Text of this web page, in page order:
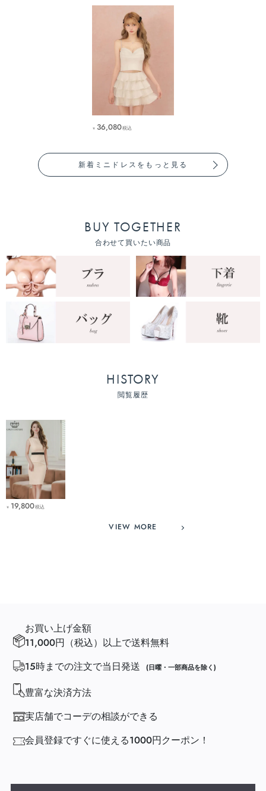
￥ 36,080税込
新着ミニドレスをもっと見る
BUY TOGETHER
合わせて買いたい商品
HISTORY
閲覧履歴
￥ 19,800税込
VIEW MORE
お買い上げ金額
11,000円（税込）以上で送料無料
15時までの注文で当日発送
(日曜・一部商品を除く)
豊富な決済方法
実店舗でコーデの相談ができる
会員登録ですぐに使える1000円クーポン！